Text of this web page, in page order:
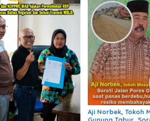
Aji Norbek, Tokoh